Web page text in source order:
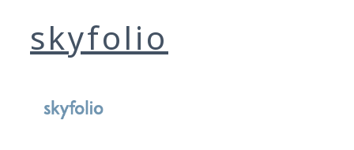
skyfolio